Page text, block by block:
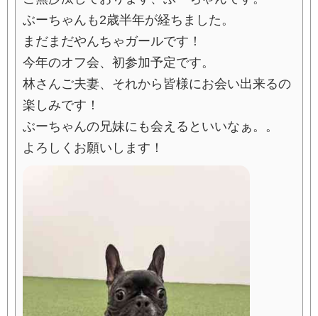
ぶーちゃんも2歳半年が経ちました。
まだまだやんちゃガールです！
今年のオフ会、初参加予定です。
林さんご夫妻、それから皆様にお会い出来るの
楽しみです！
ぶーちゃんの兄妹にも会えるといいなぁ。。
よろしくお願いします！